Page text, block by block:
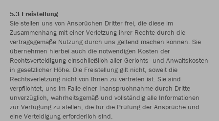
5.3 Freistellung
Sie stellen uns von Ansprüchen Dritter frei, die diese im
Zusammenhang mit einer Verletzung ihrer Rechte durch die
vertragsgemäße Nutzung durch uns geltend machen können. Sie
übernehmen hierbei auch die notwendigen Kosten der
Rechtsverteidigung einschließlich aller Gerichts- und Anwaltskosten
in gesetzlicher Höhe. Die Freistellung gilt nicht, soweit die
Rechtsverletzung nicht von Ihnen zu vertreten ist. Sie sind
verpflichtet, uns im Falle einer Inanspruchnahme durch Dritte
unverzüglich, wahrheitsgemäß und vollständig alle Informationen
zur Verfügung zu stellen, die für die Prüfung der Ansprüche und
eine Verteidigung erforderlich sind.